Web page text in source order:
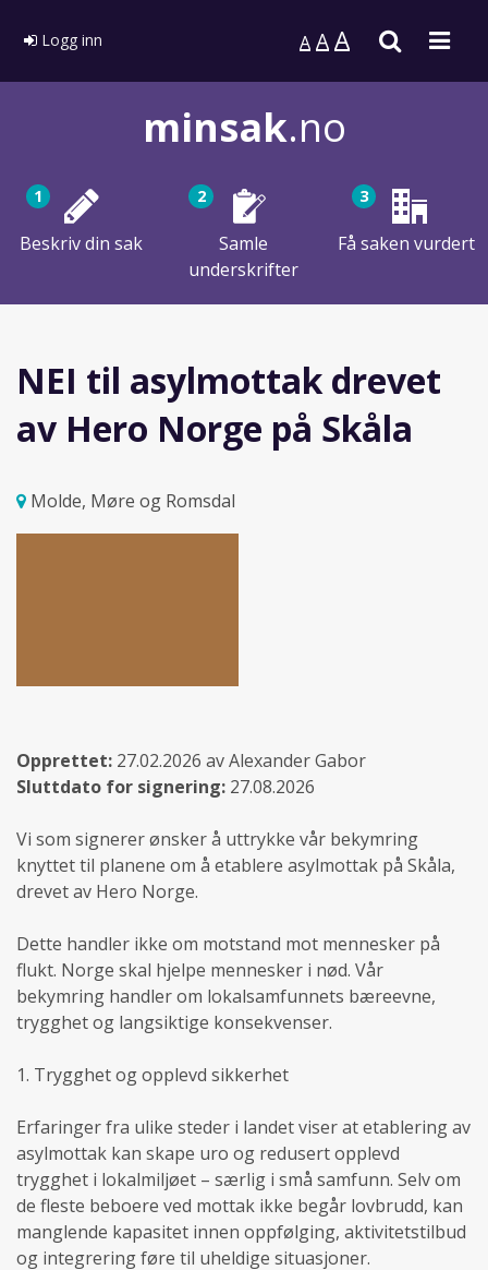
Logg inn A AA Søk
minsak.no
1
Beskriv din sak
2
Samle
underskrifter
3
Få saken vurdert
NEI til asylmottak drevet
av Hero Norge på Skåla
Molde, Møre og Romsdal
Opprettet: 27.02.2026 av Alexander Gabor
Sluttdato for signering: 27.08.2026
Vi som signerer ønsker å uttrykke vår bekymring
knyttet til planene om å etablere asylmottak på Skåla,
drevet av Hero Norge.
Dette handler ikke om motstand mot mennesker på
flukt. Norge skal hjelpe mennesker i nød. Vår
bekymring handler om lokalsamfunnets bæreevne,
trygghet og langsiktige konsekvenser.
1. Trygghet og opplevd sikkerhet
Erfaringer fra ulike steder i landet viser at etablering av
asylmottak kan skape uro og redusert opplevd
trygghet i lokalmiljøet – særlig i små samfunn. Selv om
de fleste beboere ved mottak ikke begår lovbrudd, kan
manglende kapasitet innen oppfølging, aktivitetstilbud
og integrering føre til uheldige situasjoner.